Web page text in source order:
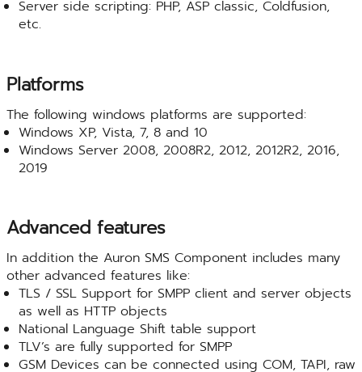
Server side scripting: PHP, ASP classic, Coldfusion,
etc.
Platforms
The following windows platforms are supported:
Windows XP, Vista, 7, 8 and 10
Windows Server 2008, 2008R2, 2012, 2012R2, 2016,
2019
Advanced features
In addition the Auron SMS Component includes many
other advanced features like:
TLS / SSL Support for SMPP client and server objects
as well as HTTP objects
National Language Shift table support
TLV’s are fully supported for SMPP
GSM Devices can be connected using COM, TAPI, raw